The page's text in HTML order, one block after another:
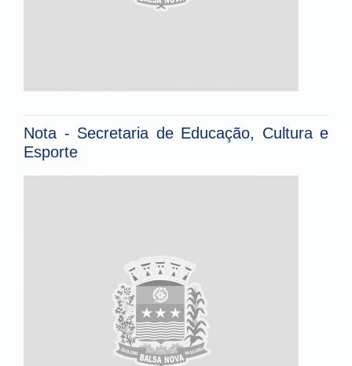
Nota - Secretaria de Educação, Cultura e
Esporte